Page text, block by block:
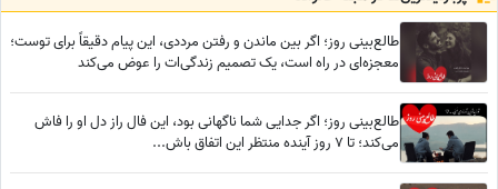
طالع‌بینی روز؛ اگر بین ماندن و رفتن مرددی، این پیام دقیقاً برای توست؛
معجزه‌ای در راه است، یک تصمیم زندگی‌ات را عوض می‌کند
طالع‌بینی روز؛ اگر جدایی شما ناگهانی بود، این فال راز دل او را فاش
می‌کند؛ تا 7 روز آینده منتظر این اتفاق باش...